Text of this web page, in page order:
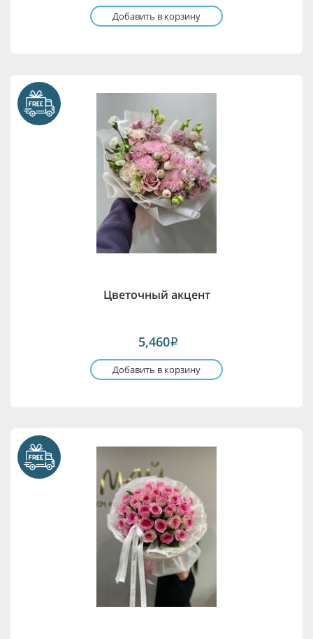
Добавить в корзину
Цветочный акцент
5,460i
Добавить в корзину